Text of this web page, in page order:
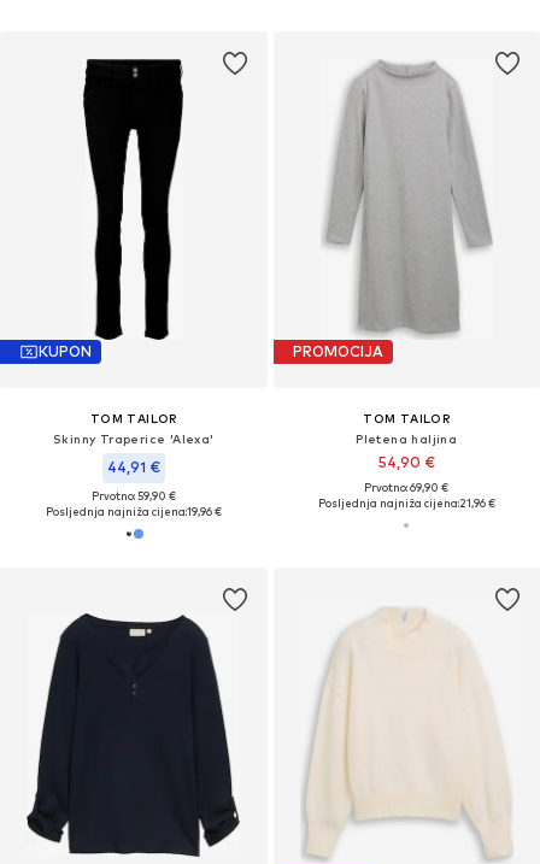
KUPON
TOM TAILOR
Skinny Traperice 'Alexa'
44,91 €
Prvotno: 59,90 €
Posljednja najniža cijena:19,96 €
PROMOCIJA
TOM TAILOR
Pletena haljina
54,90 €
Prvotno: 69,90 €
Posljednja najniža cijena:21,96 €